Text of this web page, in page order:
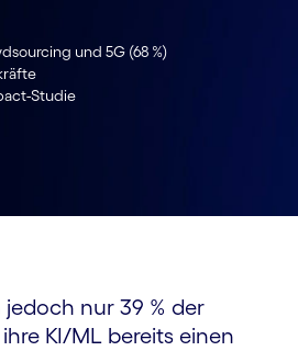
und 5G (68 %)
Studie
nur 39 % der
KI/ML bereits einen